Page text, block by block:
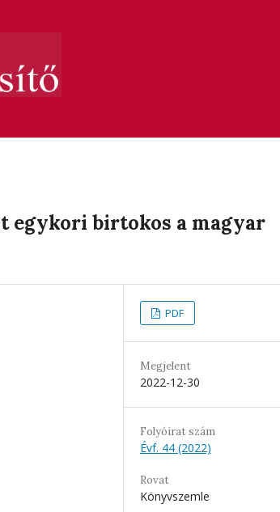
egykori birtokos a magyar
PDF
Megjelent
2022-12-30
Folyóirat szám
Évf. 44 (2022)
Rovat
Könyvszemle